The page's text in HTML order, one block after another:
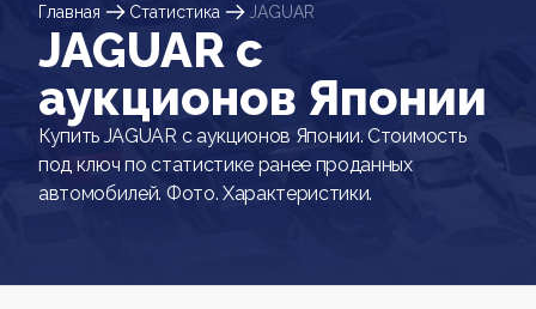
Главная Статистика JAGUAR
JAGUAR c
аукционов Японии
Купить JAGUAR с аукционов Японии. Стоимость
под ключ по статистике ранее проданных
автомобилей. Фото. Характеристики.